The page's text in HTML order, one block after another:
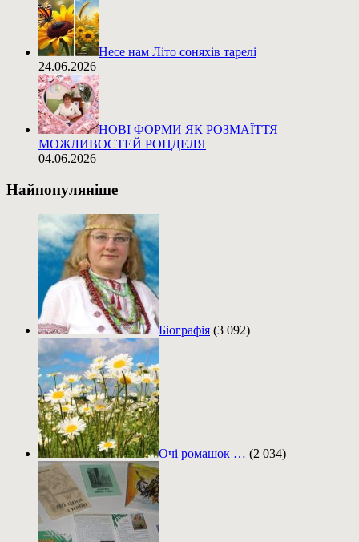
Несе нам Літо соняхів тарелі
24.06.2026
НОВІ ФОРМИ ЯК РОЗМАЇТТЯ
МОЖЛИВОСТЕЙ РОНДЕЛЯ
04.06.2026
Найпопуляніше
Біографія (3 092)
Очі ромашок … (2 034)